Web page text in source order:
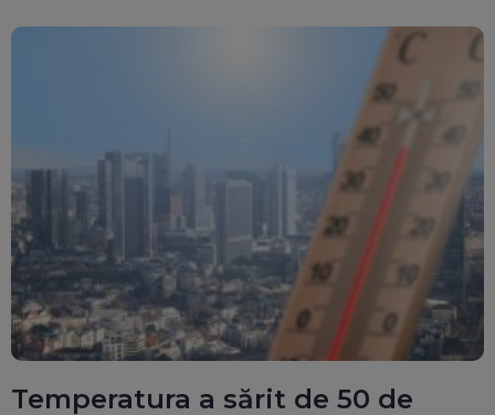
Temperatura a sărit de 50 de